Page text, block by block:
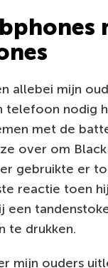
allebei mijn
telefoon nodig
met de
over om
gebruikte er
reactie toen
een
te drukken.
mijn ouders